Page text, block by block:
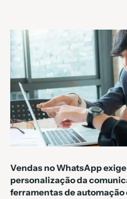
Vendas no WhatsApp
personalização da
ferramentas de